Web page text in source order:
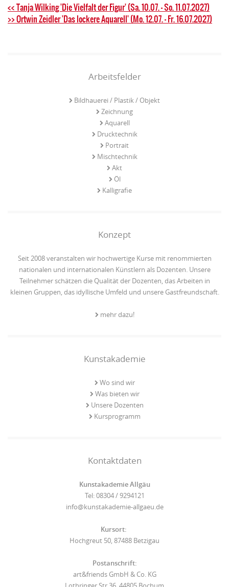
<< Tanja Wilking 'Die Vielfalt der Figur' (Sa. 10.07. - So. 11.07.2027)
>> Ortwin Zeidler 'Das lockere Aquarell' (Mo. 12.07. - Fr. 16.07.2027)
Arbeitsfelder
Bildhauerei / Plastik / Objekt
Zeichnung
Aquarell
Drucktechnik
Portrait
Mischtechnik
Akt
Öl
Kalligrafie
Konzept
Seit 2008 veranstalten wir hochwertige Kurse mit renommierten
nationalen und internationalen Künstlern als Dozenten. Unsere
Teilnehmer schätzen die Qualität der Dozenten, das Arbeiten in
kleinen Gruppen, das idyllische Umfeld und unsere Gastfreundschaft.
mehr dazu!
Kunstakademie
Wo sind wir
Was bieten wir
Unsere Dozenten
Kursprogramm
Kontaktdaten
Kunstakademie Allgäu
Tel: 08304 / 9294121
info@kunstakademie-allgaeu.de
Kursort:
Hochgreut 50, 87488 Betzigau
Postanschrift:
art&friends GmbH & Co. KG